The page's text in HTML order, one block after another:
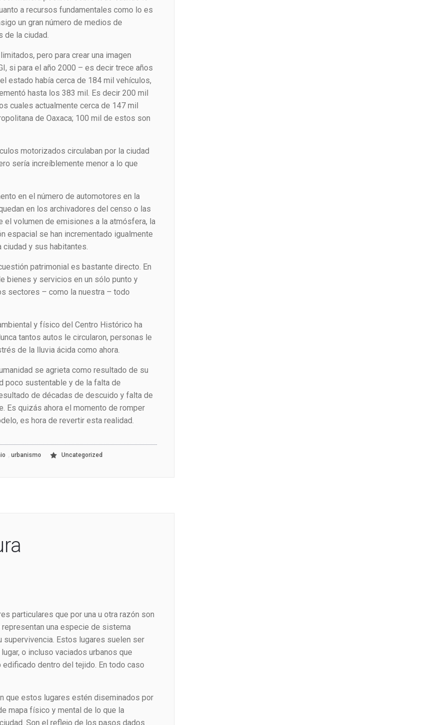
a recursos fundamentales como lo es
un gran número de medios de
de la ciudad.
pero para crear una imagen
si para el año 2000 – es decir trece años
estado había cerca de 184 mil vehículos,
hasta los 383 mil. Es decir 200 mil
cuales actualmente cerca de 147 mil
de Oaxaca; 100 mil de estos son
motorizados circulaban por la ciudad
sería increíblemente menor a lo que
en el número de automotores en la
en los archivadores del censo o las
volumen de emisiones a la atmósfera, la
espacial se han incrementado igualmente
ciudad y sus habitantes.
patrimonial es bastante directo. En
bienes y servicios en un sólo punto y
sectores – como la nuestra – todo
y físico del Centro Histórico ha
tantos autos le circularon, personas le
de la lluvia ácida como ahora.
se agrieta como resultado de su
poco sustentable y de la falta de
de décadas de descuido y falta de
Es quizás ahora el momento de romper
es hora de revertir esta realidad.
urbanismo Uncategorized
particulares que por una u otra razón son
una especie de sistema
supervivencia. Estos lugares suelen ser
o incluso vaciados urbanos que
dentro del tejido. En todo caso
que estos lugares estén diseminados por
mapa físico y mental de lo que la
Son el reflejo de los pasos dados